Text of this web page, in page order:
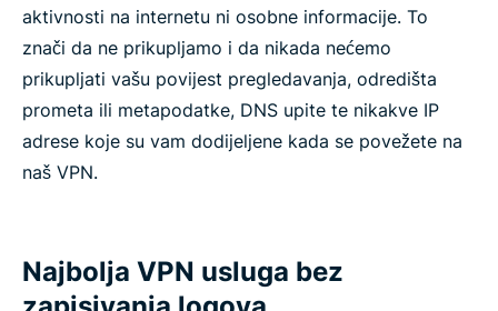
aktivnosti na internetu ni osobne informacije. To
znači da ne prikupljamo i da nikada nećemo
prikupljati vašu povijest pregledavanja, odredišta
prometa ili metapodatke, DNS upite te nikakve IP
adrese koje su vam dodijeljene kada se povežete na
naš VPN.
Najbolja VPN usluga bez